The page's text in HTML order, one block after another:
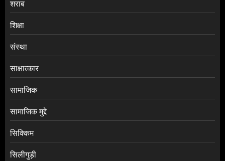
शराब
शिक्षा
संस्था
साक्षात्कार
सामाजिक
सामाजिक मुद्दे
सिक्किम
सिलीगुड़ी